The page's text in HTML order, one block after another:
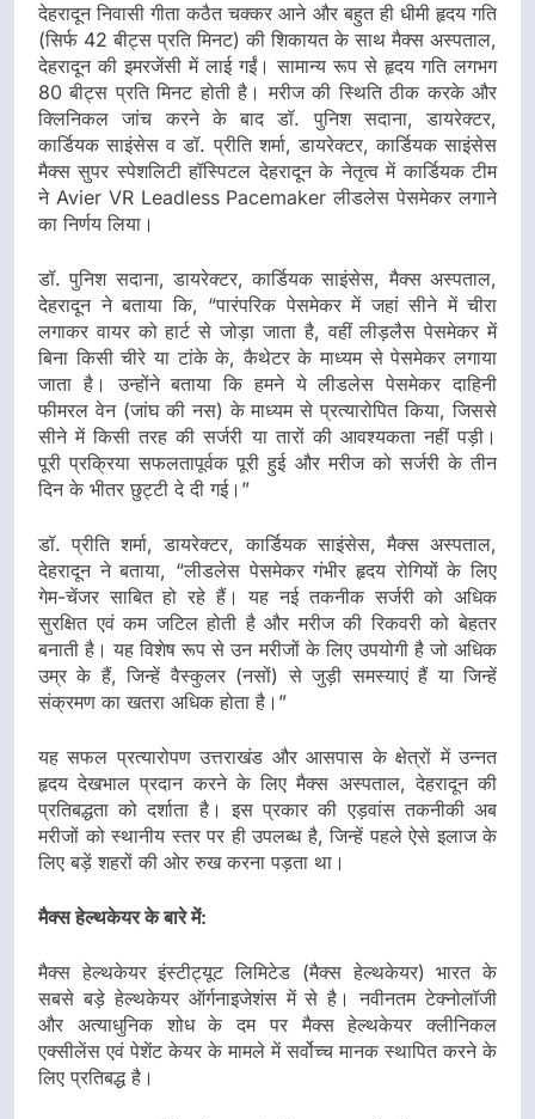
देहरादून निवासी गीता कठैत चक्कर आने और बहुत ही धीमी हृदय गति
(सिर्फ 42 बीट्स प्रति मिनट) की शिकायत के साथ मैक्स अस्पताल,
देहरादून की इमरजेंसी में लाई गईं। सामान्य रूप से हृदय गति लगभग
80 बीट्स प्रति मिनट होती है। मरीज की स्थिति ठीक करके और
क्लिनिकल जांच करने के बाद डॉ. पुनिश सदाना, डायरेक्टर,
कार्डियक साइंसेस व डॉ. प्रीति शर्मा, डायरेक्टर, कार्डियक साइंसेस
मैक्स सुपर स्पेशलिटी हॉस्पिटल देहरादून के नेतृत्व में कार्डियक टीम
ने Avier VR Leadless Pacemaker लीडलेस पेसमेकर लगाने
का निर्णय लिया।
डॉ. पुनिश सदाना, डायरेक्टर, कार्डियक साइंसेस, मैक्स अस्पताल,
देहरादून ने बताया कि, “पारंपरिक पेसमेकर में जहां सीने में चीरा
लगाकर वायर को हार्ट से जोड़ा जाता है, वहीं लीड़लैस पेसमेकर में
बिना किसी चीरे या टांके के, कैथेटर के माध्यम से पेसमेकर लगाया
जाता है। उन्होंने बताया कि हमने ये लीडलेस पेसमेकर दाहिनी
फीमरल वेन (जांघ की नस) के माध्यम से प्रत्यारोपित किया, जिससे
सीने में किसी तरह की सर्जरी या तारों की आवश्यकता नहीं पड़ी।
पूरी प्रक्रिया सफलतापूर्वक पूरी हुई और मरीज को सर्जरी के तीन
दिन के भीतर छुट्टी दे दी गई।”
डॉ. प्रीति शर्मा, डायरेक्टर, कार्डियक साइंसेस, मैक्स अस्पताल,
देहरादून ने बताया, “लीडलेस पेसमेकर गंभीर हृदय रोगियों के लिए
गेम-चेंजर साबित हो रहे हैं। यह नई तकनीक सर्जरी को अधिक
सुरक्षित एवं कम जटिल होती है और मरीज की रिकवरी को बेहतर
बनाती है। यह विशेष रूप से उन मरीजों के लिए उपयोगी है जो अधिक
उम्र के हैं, जिन्हें वैस्कुलर (नसों) से जुड़ी समस्याएं हैं या जिन्हें
संक्रमण का खतरा अधिक होता है।”
यह सफल प्रत्यारोपण उत्तराखंड और आसपास के क्षेत्रों में उन्नत
हृदय देखभाल प्रदान करने के लिए मैक्स अस्पताल, देहरादून की
प्रतिबद्धता को दर्शाता है। इस प्रकार की एड़वांस तकनीकी अब
मरीजों को स्थानीय स्तर पर ही उपलब्ध है, जिन्हें पहले ऐसे इलाज के
लिए बड़ें शहरों की ओर रुख करना पड़ता था।
मैक्स हेल्थकेयर के बारे में:
मैक्स हेल्थकेयर इंस्टीट्यूट लिमिटेड (मैक्स हेल्थकेयर) भारत के
सबसे बड़े हेल्थकेयर ऑर्गनाइजेशंस में से है। नवीनतम टेक्नोलॉजी
और अत्याधुनिक शोध के दम पर मैक्स हेल्थकेयर क्लीनिकल
एक्सीलेंस एवं पेशेंट केयर के मामले में सर्वोच्च मानक स्थापित करने के
लिए प्रतिबद्ध है।